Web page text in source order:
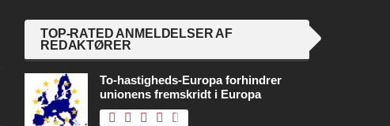
TOP-RATED ANMELDELSER AF
REDAKTØRER
To-hastigheds-Europa forhindrer
unionens fremskridt i Europa